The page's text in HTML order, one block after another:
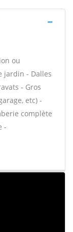
ou
jardin - Dalles
- Gros
etc) -
complète
-